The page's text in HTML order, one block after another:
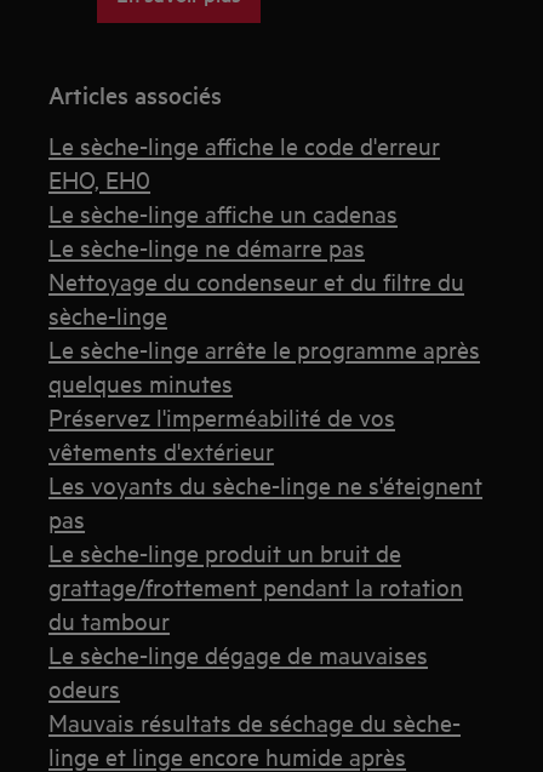
Articles associés
Le sèche-linge affiche le code d'erreur
EHO, EH0
Le sèche-linge affiche un cadenas
Le sèche-linge ne démarre pas
Nettoyage du condenseur et du filtre du
sèche-linge
Le sèche-linge arrête le programme après
quelques minutes
Préservez l'imperméabilité de vos
vêtements d'extérieur
Les voyants du sèche-linge ne s'éteignent
pas
Le sèche-linge produit un bruit de
grattage/frottement pendant la rotation
du tambour
Le sèche-linge dégage de mauvaises
odeurs
Mauvais résultats de séchage du sèche-
linge et linge encore humide après